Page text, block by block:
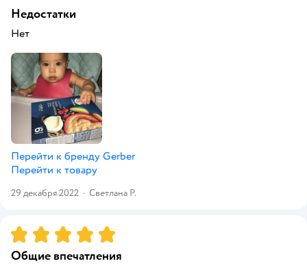
Недостатки
Нет
Перейти к бренду Gerber
Перейти к товару
29 декабря 2022 · Светлана Р.
Рейтинг:5
Общие впечатления